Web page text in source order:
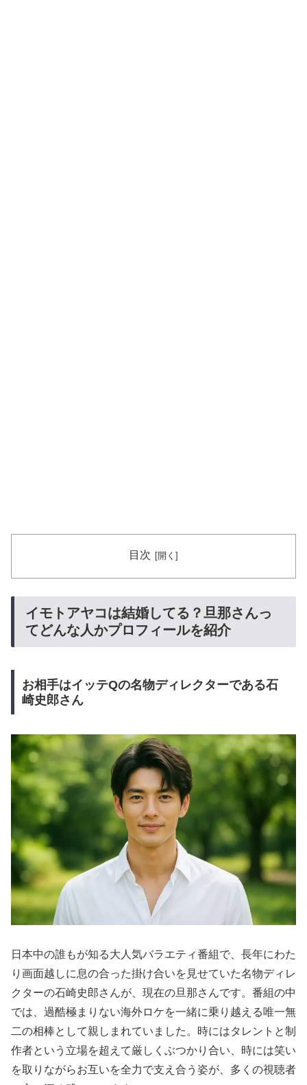
目次
イモトアヤコは結婚してる？旦那さんっ
てどんな人かプロフィールを紹介
お相手はイッテQの名物ディレクターである石
崎史郎さん
日本中の誰もが知る大人気バラエティ番組で、長年にわた
り画面越しに息の合った掛け合いを見せていた名物ディレ
クターの石崎史郎さんが、現在の旦那さんです。番組の中
では、過酷極まりない海外ロケを一緒に乗り越える唯一無
二の相棒として親しまれていました。時にはタレントと制
作者という立場を超えて厳しくぶつかり合い、時には笑い
を取りながらお互いを全力で支え合う姿が、多くの視聴者